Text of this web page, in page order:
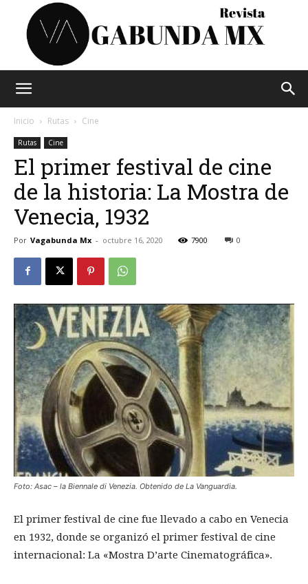
Mx
Inicio Rutas Cine
Rutas Cine
El primer festival de cine
de la historia: La Mostra de
Venecia, 1932
Por Vagabunda Mx - octubre 16, 2020 7900 0
Foto: Asac – la Biennale di Venezia. Obtenido de La Vanguardia.
El primer festival de cine fue llevado a cabo en Venecia
en 1932, donde se organizó el primer festival de cine
internacional: La «Mostra D’arte Cinematográfica».